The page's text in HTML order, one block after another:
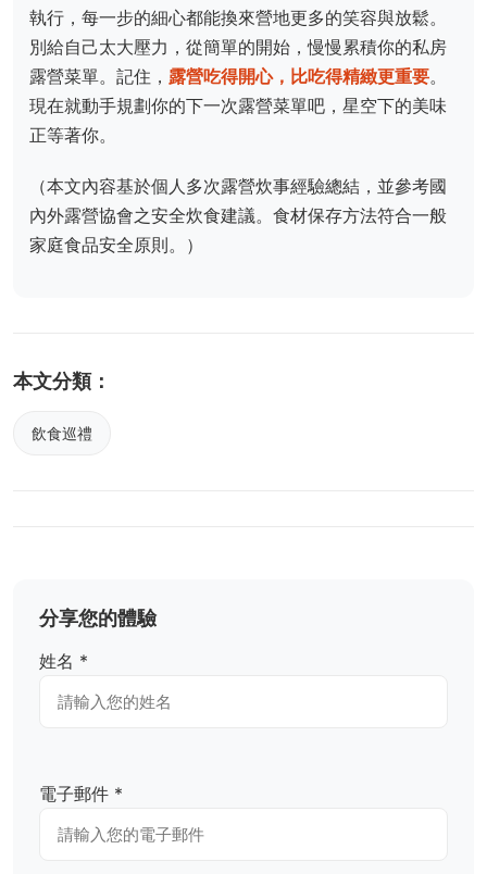
執行，每一步的細心都能換來營地更多的笑容與放鬆。
別給自己太大壓力，從簡單的開始，慢慢累積你的私房
露營菜單。記住， 露營吃得開心，比吃得精緻更重要。
現在就動手規劃你的下一次露營菜單吧，星空下的美味
正等著你。
（本文內容基於個人多次露營炊事經驗總結，並參考國
內外露營協會之安全炊食建議。食材保存方法符合一般
家庭食品安全原則。）
本文分類：
飲食巡禮
分享您的體驗
姓名 *
電子郵件 *